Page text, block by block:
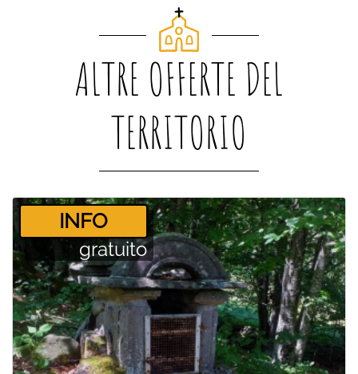
ALTRE OFFERTE DEL
TERRITORIO
­INFO
gratuito